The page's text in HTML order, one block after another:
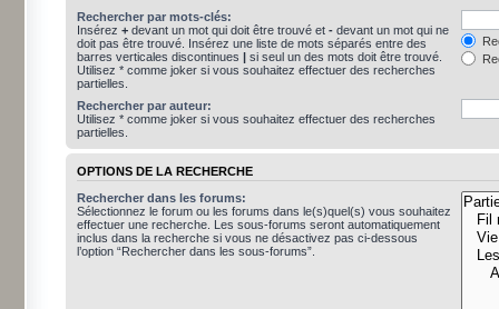
Rechercher par mots-clés:
Insérez + devant un mot qui doit être trouvé et - devant un mot qui ne
doit pas être trouvé. Insérez une liste de mots séparés entre des
barres verticales discontinues | si seul un des mots doit être trouvé.
Utilisez * comme joker si vous souhaitez effectuer des recherches
partielles.
Rechercher par auteur:
Utilisez * comme joker si vous souhaitez effectuer des recherches
partielles.
OPTIONS DE LA RECHERCHE
Rechercher dans les forums:
Sélectionnez le forum ou les forums dans le(s)quel(s) vous souhaitez
effectuer une recherche. Les sous-forums seront automatiquement
inclus dans la recherche si vous ne désactivez pas ci-dessous
l’option “Rechercher dans les sous-forums”.